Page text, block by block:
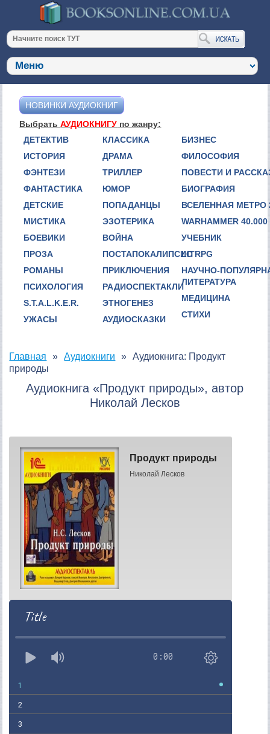
НОВИНКИ АУДИОКНИГ
ВыбратьАУДИОКНИГУ по жанру:
ДЕТЕКТИВ
ИСТОРИЯ
ФЭНТЕЗИ
ФАНТАСТИКА
ДЕТСКИЕ
МИСТИКА
БОЕВИКИ
ПРОЗА
РОМАНЫ
ПСИХОЛОГИЯ
S.T.A.L.K.E.R.
УЖАСЫ
КЛАССИКА
ДРАМА
ТРИЛЛЕР
ЮМОР
ПОПАДАНЦЫ
ЭЗОТЕРИКА
ВОЙНА
ПОСТАПОКАЛИПСИС
ПРИКЛЮЧЕНИЯ
РАДИОСПЕКТАКЛИ
ЭТНОГЕНЕЗ
АУДИОСКАЗКИ
БИЗНЕС
ФИЛОСОФИЯ
ПОВЕСТИ И
БИОГРАФИЯ
ВСЕЛЕННАЯ МЕТРО
WARHAMMER 40.000
УЧЕБНИК
LITRPG
НАУЧНО-
ЛИТЕРАТУРА
МЕДИЦИНА
СТИХИ
Главная Аудиокниги
Аудиокнига: Продукт
природы
Аудиокнига «Продукт природы», автор
Николай Лесков
Продукт природы
Николай Лесков
Title
0:00
1
2
3